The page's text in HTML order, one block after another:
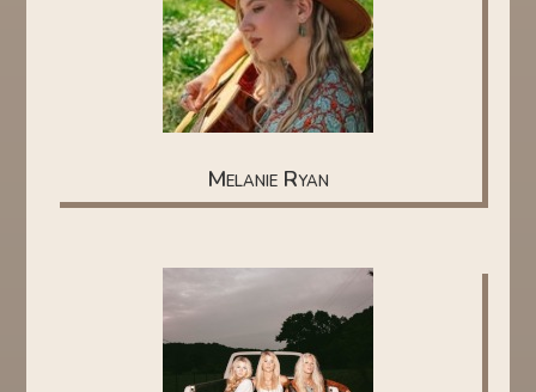
Melanie Ryan